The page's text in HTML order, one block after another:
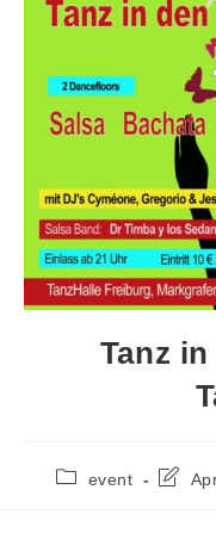
Tanz
Beitrags-
event
Beitrag